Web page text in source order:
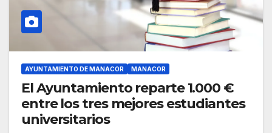
AYUNTAMIENTO DE MANACOR MANACOR
El Ayuntamiento reparte 1.000 €
entre los tres mejores estudiantes
universitarios